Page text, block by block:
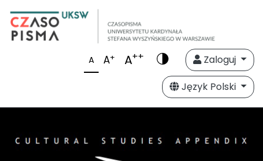
A A+ A++
Zaloguj
Język Polski